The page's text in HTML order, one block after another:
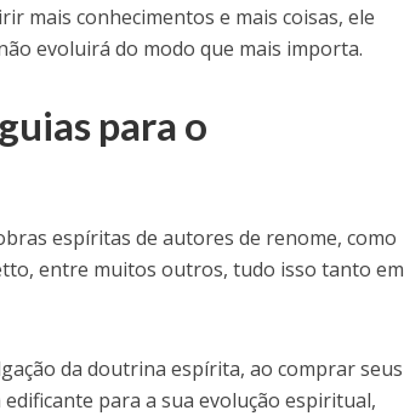
mais conhecimentos e mais coisas, ele
evoluirá do modo que mais importa.
para o
espíritas de autores de renome, como
entre muitos outros, tudo isso tanto em
da doutrina espírita, ao comprar seus
para a sua evolução espiritual,